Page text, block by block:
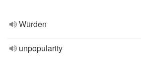
Würden
unpopularity